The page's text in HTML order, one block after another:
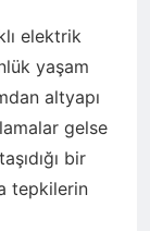
elektrik
yaşam
altyapı
gelse
bir
tepkilerin